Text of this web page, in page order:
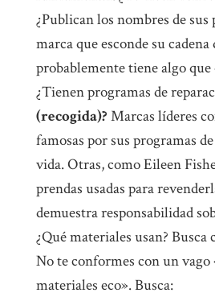
¿Publican los nombres de sus
marca que esconde su
probablemente tiene algo
¿Tienen programas de
(recogida)? Marcas líderes
famosas por sus programas
vida. Otras, como Eileen
prendas usadas para
demuestra responsabilidad
¿Qué materiales usan?
No te conformes con un vago
materiales eco». Busca: